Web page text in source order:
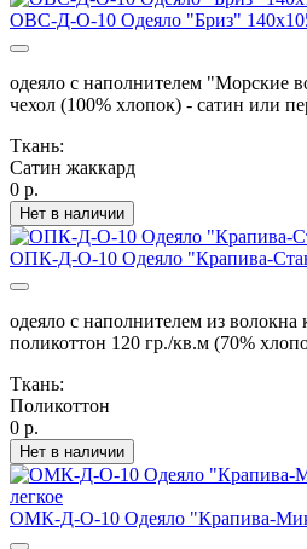
ОВС-Д-О-10 Одеяло "Бриз"
одеяло с наполнителем "Морские
чехол (100% хлопок) - сатин или
Ткань:
Сатин жаккард
0 р.
Нет в наличии
ОПК-Д-О-10 Одеяло "Крапива-
одеяло с наполнителем из
поликоттон 120 гр./кв.м (70%
Ткань:
Поликоттон
0 р.
Нет в наличии
ОМК-Д-О-10 Одеяло "Крапива-